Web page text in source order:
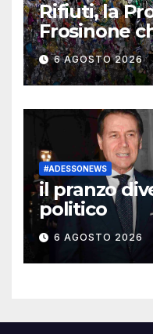
Rifiuti, la
Frosinone
fa una
6 AGOSTO 2026
#ADESSONEWS
il pranzo
politico
6 AGOSTO 2026